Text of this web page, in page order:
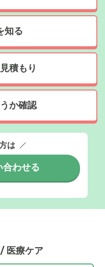
知る
積もり
か確認
は
合わせる
医療ケア